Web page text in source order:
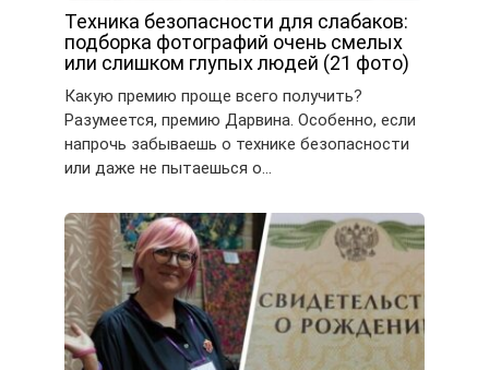
Техника безопасности для слабаков:
подборка фотографий очень смелых
или слишком глупых людей (21 фото)
Какую премию проще всего получить?
Разумеется, премию Дарвина. Особенно, если
напрочь забываешь о технике безопасности
или даже не пытаешься о…